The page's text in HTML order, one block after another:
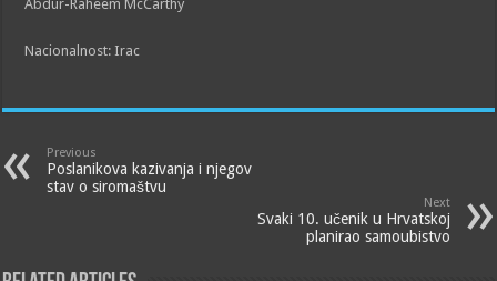
Abdur-Raheem McCarthy
Nacionalnost: Irac
Previous
Poslanikova kazivanja i njegov
stav o siromaštvu
Next
Svaki 10. učenik u Hrvatskoj
planirao samoubistvo